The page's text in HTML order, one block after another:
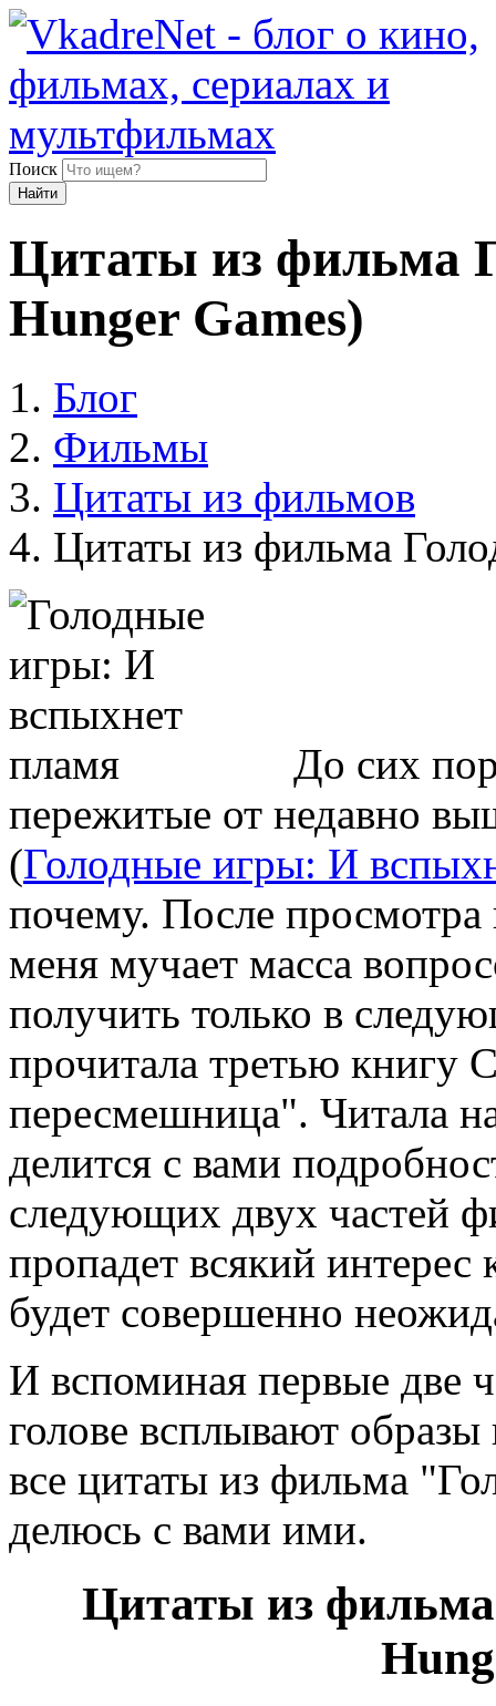
Поиск
Найти
Цитаты из фильма
Hunger Games)
Блог
Фильмы
Цитаты из фильмов
Цитаты из фильма
До сих
пережитые от недавно
(Голодные игры: И
почему. После просмотра
меня мучает масса
получить только в
прочитала третью книгу
пересмешница". Читала
делится с вами
следующих двух частей
пропадет всякий
будет совершенно
И вспоминая первые две
голове всплывают
все цитаты из фильма
делюсь с вами ими.
Цитаты из